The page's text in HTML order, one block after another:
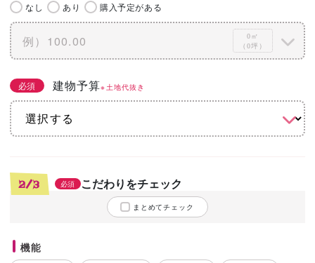
なし あり 購入予定がある
0㎡
（0坪）
必須 建物予算※土地代抜き
2/3 必須 こだわりをチェック
まとめてチェック
機能